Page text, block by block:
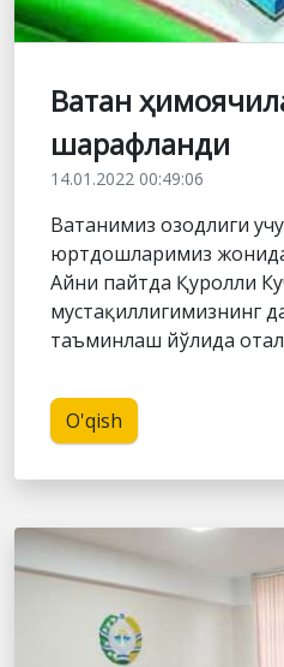
Ватан
шарафланди
14.01.2022 00:49:06
Ватанимиз озодлиги
юртдошларимиз
Айни пайтда Қуролли
мустақиллигимизнинг
таъминлаш йўлида
O'qish